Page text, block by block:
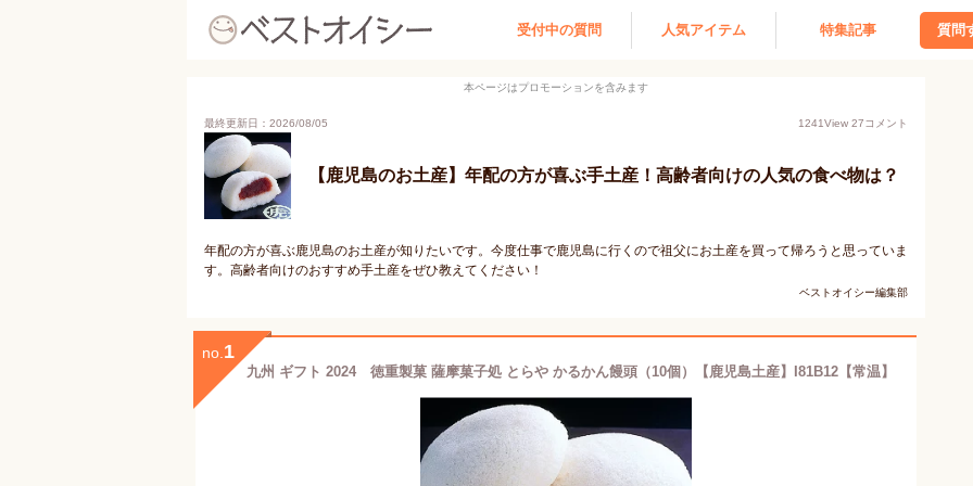
受付中の質問 人気アイテム 特集記事 質問
本ページはプロモーションを含みます
最終更新日：2026/08/05 1241View 27コメント
【鹿児島のお土産】年配の方が喜ぶ手土産！高齢者向けの人気の食べ物は？
年配の方が喜ぶ鹿児島のお土産が知りたいです。今度仕事で鹿児島に行くので祖父にお土産を買って帰ろうと思っていま
す。高齢者向けのおすすめ手土産をぜひ教えてください！
ベストオイシー編集部
no. 1
九州 ギフト 2024 徳重製菓 薩摩菓子処 とらや かるかん饅頭（10個）【鹿児島土産】I81B12【常温】